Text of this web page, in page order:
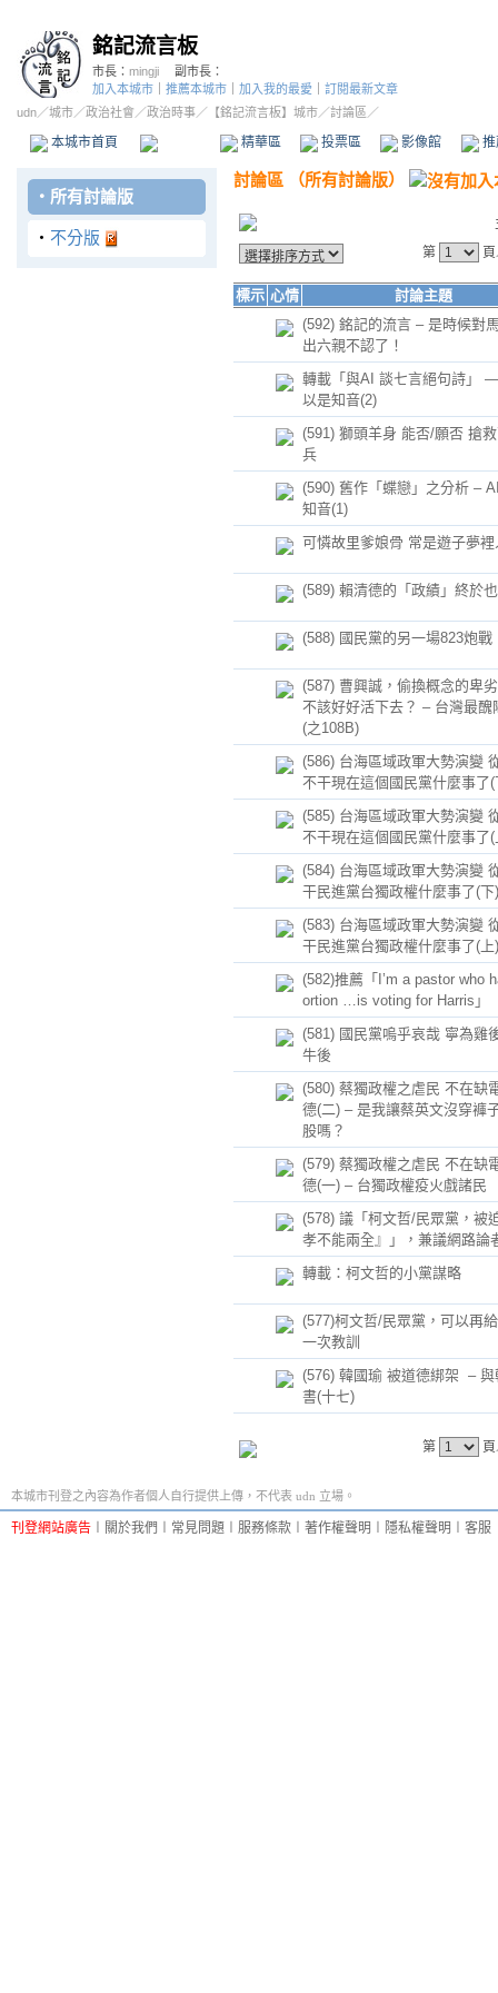
銘記流言板
市長： mingji
副市長：
加入本城市
推薦本城市 加入我的最愛
訂閱最新文章
udn／城市／政治社會 ／政治時事／ 【銘記流言板】城市／討論區／
本城市首頁 精華區 投票區 影像館
‧ 所有討論版
‧ 不分版
討論區 （所有討論版）
第
標示 心情
討論主題
(592) 銘記的流言 – 是時候對
出六親不認了！
轉載「與AI 談七言絕句詩」
以是知音(2)
(591) 獅頭羊身 能否/願否 搶
兵
(590) 舊作「蝶戀」之分析 –
知音(1)
可憐故里爹娘骨 常是遊子夢裡
(589) 賴清德的「政績」終於
(588) 國民黨的另一場823炮戰
(587) 曹興誠，偷換概念的卑
不該好好活下去？ – 台灣最醜
(之108B)
(586) 台海區域政軍大勢演變
不干現在這個國民黨什麼事了(
(585) 台海區域政軍大勢演變
不干現在這個國民黨什麼事了(
(584) 台海區域政軍大勢演變
干民進黨台獨政權什麼事了(下)
(583) 台海區域政軍大勢演變
干民進黨台獨政權什麼事了(上)
(582)推薦「I’m a pastor who
ortion …is voting for Harris」
(581) 國民黨嗚乎哀哉 寧為雞
牛後
(580) 蔡獨政權之虐民 不在缺
德(二) – 是我讓蔡英文沒穿褲
股嗎？
(579) 蔡獨政權之虐民 不在缺
德(一) – 台獨政權疫火戲諸民
(578) 議「柯文哲/民眾黨，被
孝不能兩全』」，兼議網路論
轉載：柯文哲的小黨謀略
(577)柯文哲/民眾黨，可以再
一次教訓
(576) 韓國瑜 被道德綁架 ­ – 與
書(十七)
第
本城市刊登之內容為作者個人自行提供上傳，不代表 udn 立場。
刊登網站廣告 關於我們 常見問題 服務條款 著作權聲明 隱私權聲明 客服